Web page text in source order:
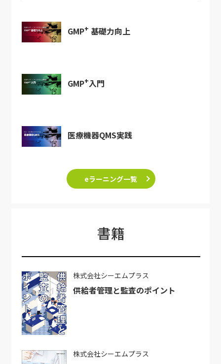
GMP+ 基礎力向上
GMP+入門
医療機器QMS実践
eラーニング一覧
書籍
株式会社シーエムプラス
供給者管理と監査のポイント
株式会社シーエムプラス